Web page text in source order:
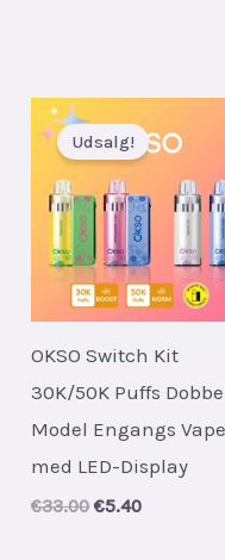
Udsalg!
OKSO Switch Kit
30K/50K Puffs
Model Engangs Vape
med LED-Display
€33.00 Original
€5.40Current